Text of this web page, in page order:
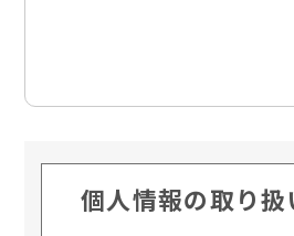
個人情報の取り扱